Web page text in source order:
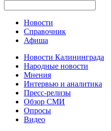
Новости
Справочник
Афиша
Новости Калининграда
Народные новости
Мнения
Интервью и аналитика
Пресс-релизы
Обзор СМИ
Опросы
Видео